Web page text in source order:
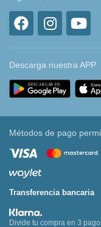
Descarga nuestra APP
Métodos de pago
Transferencia bancaria
Divide tu compra en 3